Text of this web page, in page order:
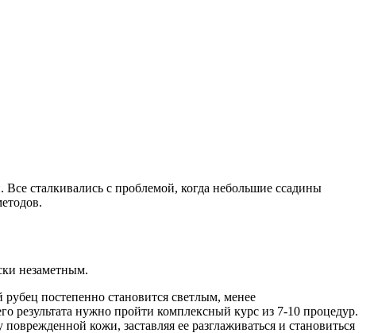
сталкивались с проблемой, когда небольшие ссадины
незаметным.
постепенно становится светлым, менее
результата нужно пройти комплексный курс из 7-10 процедур.
кожи, заставляя ее разглаживаться и становиться